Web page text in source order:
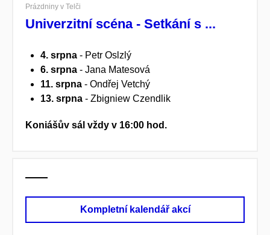
Prázdniny v Telči
Univerzitní scéna - Setkání s ...
4. srpna - Petr Oslzlý
6. srpna - Jana Matesová
11. srpna - Ondřej Vetchý
13. srpna - Zbigniew Czendlik
Koniášův sál vždy v 16:00 hod.
Kompletní kalendář akcí